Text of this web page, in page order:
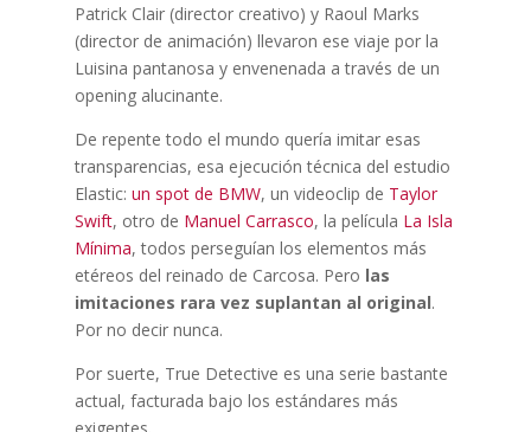
Patrick Clair (director creativo) y Raoul Marks
(director de animación) llevaron ese viaje por la
Luisina pantanosa y envenenada a través de un
opening alucinante.
De repente todo el mundo quería imitar esas
transparencias, esa ejecución técnica del estudio
Elastic: un spot de BMW, un videoclip de Taylor
Swift, otro de Manuel Carrasco, la película La Isla
Mínima, todos perseguían los elementos más
etéreos del reinado de Carcosa. Pero las
imitaciones rara vez suplantan al original.
Por no decir nunca.
Por suerte, True Detective es una serie bastante
actual, facturada bajo los estándares más